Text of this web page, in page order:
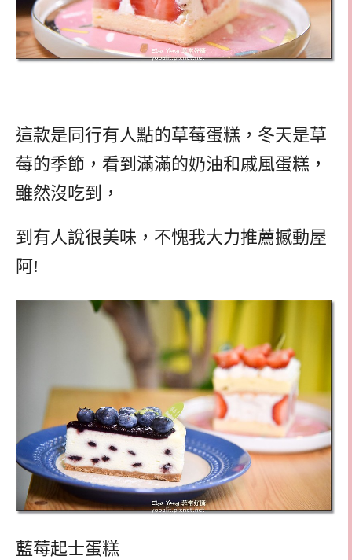
這款是同行有人點的草莓蛋糕，冬天是草
莓的季節，看到滿滿的奶油和戚風蛋糕，
雖然沒吃到，
到有人說很美味，不愧我大力推薦撼動屋
阿!
藍莓起士蛋糕